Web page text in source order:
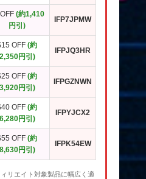
(約1,410
円引)
IFP7JPMW
OFF (約
2,350円引)
IFPJQ3HR
OFF (約
3,920円引)
IFPGZNWN
OFF (約
6,280円引)
IFPYJCX2
OFF (約
8,630円引)
IFPK54EW
リエイト対象製品に幅広く適